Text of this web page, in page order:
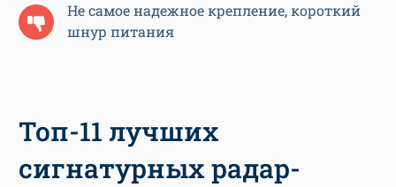
Не самое надежное крепление, короткий
шнур питания
Топ-11 лучших
сигнатурных радар-